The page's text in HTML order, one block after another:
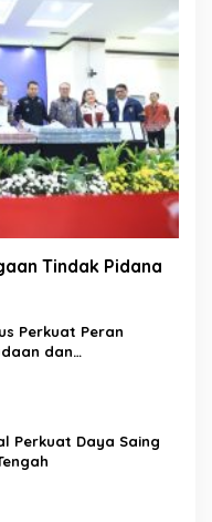
Tindak Pidana
Perkuat Peran
dan
Perkuat Daya Saing